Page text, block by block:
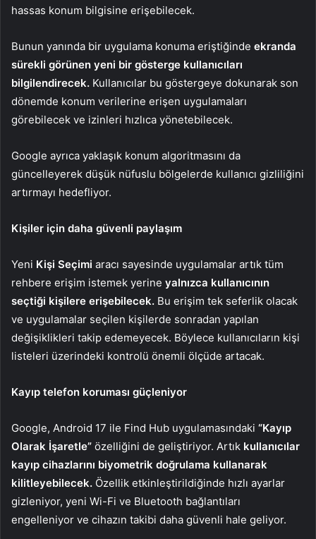
hassas konum bilgisine erişebilecek.
Bunun yanında bir uygulama konuma eriştiğinde ekranda
sürekli görünen yeni bir gösterge kullanıcıları
bilgilendirecek. Kullanıcılar bu göstergeye dokunarak son
dönemde konum verilerine erişen uygulamaları
görebilecek ve izinleri hızlıca yönetebilecek.
Google ayrıca yaklaşık konum algoritmasını da
güncelleyerek düşük nüfuslu bölgelerde kullanıcı gizliliğini
artırmayı hedefliyor.
Kişiler için daha güvenli paylaşım
Yeni Kişi Seçimi aracı sayesinde uygulamalar artık tüm
rehbere erişim istemek yerine yalnızca kullanıcının
seçtiği kişilere erişebilecek. Bu erişim tek seferlik olacak
ve uygulamalar seçilen kişilerde sonradan yapılan
değişiklikleri takip edemeyecek. Böylece kullanıcıların kişi
listeleri üzerindeki kontrolü önemli ölçüde artacak.
Kayıp telefon koruması güçleniyor
Google, Android 17 ile Find Hub uygulamasındaki “Kayıp
Olarak İşaretle” özelliğini de geliştiriyor. Artık kullanıcılar
kayıp cihazlarını biyometrik doğrulama kullanarak
kilitleyebilecek. Özellik etkinleştirildiğinde hızlı ayarlar
gizleniyor, yeni Wi-Fi ve Bluetooth bağlantıları
engelleniyor ve cihazın takibi daha güvenli hale geliyor.